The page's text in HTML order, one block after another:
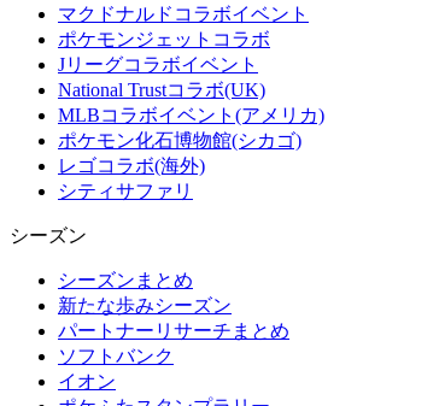
マクドナルドコラボイベント
ポケモンジェットコラボ
Jリーグコラボイベント
National Trustコラボ(UK)
MLBコラボイベント(アメリカ)
ポケモン化石博物館(シカゴ)
レゴコラボ(海外)
シティサファリ
シーズン
シーズンまとめ
新たな歩みシーズン
パートナーリサーチまとめ
ソフトバンク
イオン